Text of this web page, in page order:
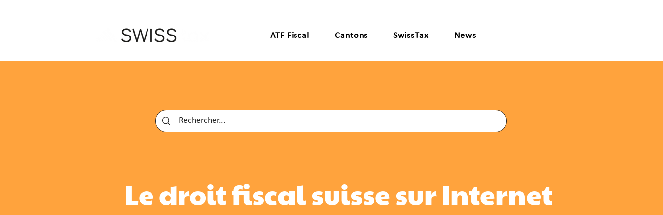
ATF Fiscal Cantons SwissTax News
Le droit fiscal suisse sur Internet